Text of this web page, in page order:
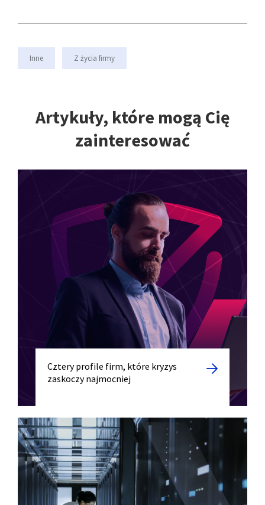
Inne Z życia firmy
Artykuły, które mogą Cię
zainteresować
Cztery profile firm, które kryzys
zaskoczy najmocniej